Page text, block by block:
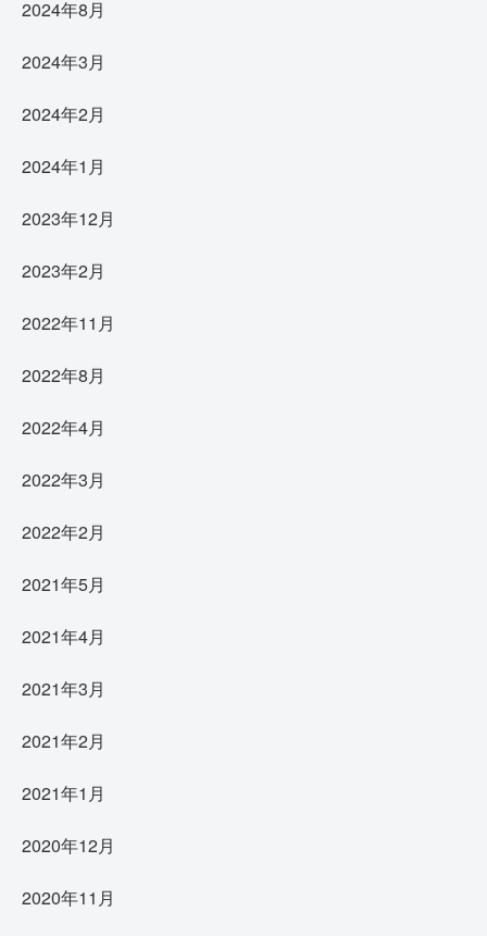
2024年8月
2024年3月
2024年2月
2024年1月
2023年12月
2023年2月
2022年11月
2022年8月
2022年4月
2022年3月
2022年2月
2021年5月
2021年4月
2021年3月
2021年2月
2021年1月
2020年12月
2020年11月